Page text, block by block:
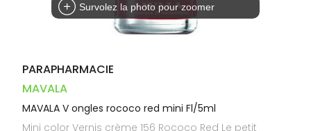
Survolez la photo pour zoomer
PARAPHARMACIE
MAVALA
MAVALA V ongles rococo red mini Fl/5ml
Mini color Vernis crème 156 Rococo Red Le petit